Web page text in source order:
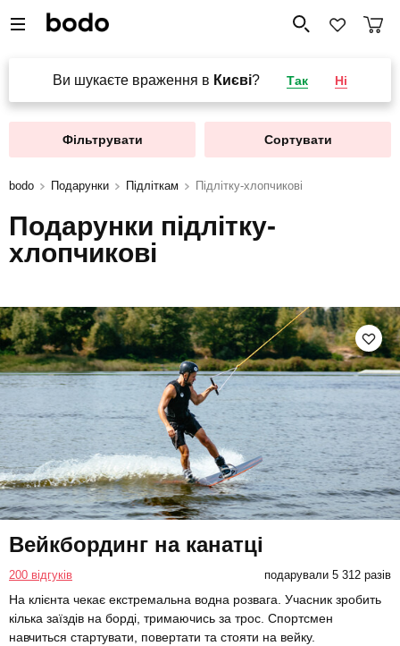
Ви шукаєте враження в Києві? Так Ні
Фільтрувати Сортувати
bodo Подарунки Підліткам Підлітку-хлопчикові
Подарунки підлітку-
хлопчикові
Вейкбординг на канатці
200 відгуків подарували 5 312 разів
На клієнта чекає екстремальна водна розвага. Учасник зробить
кілька заїздів на борді, тримаючись за трос. Спортсмен
навчиться стартувати, повертати та стояти на вейку.